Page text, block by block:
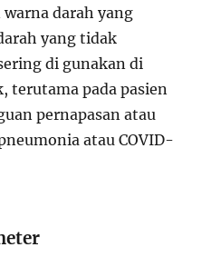
darah yang
yang tidak
di gunakan di
terutama pada pasien
pernapasan atau
atau COVID-